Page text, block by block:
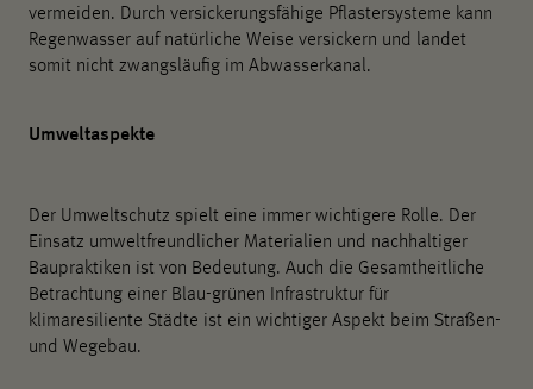
vermeiden. Durch versickerungsfähige Pflastersysteme kann
Regenwasser auf natürliche Weise versickern und landet
somit nicht zwangsläufig im Abwasserkanal.
Umweltaspekte
Der Umweltschutz spielt eine immer wichtigere Rolle. Der
Einsatz umweltfreundlicher Materialien und nachhaltiger
Baupraktiken ist von Bedeutung. Auch die Gesamtheitliche
Betrachtung einer Blau-grünen Infrastruktur für
klimaresiliente Städte ist ein wichtiger Aspekt beim Straßen-
und Wegebau.